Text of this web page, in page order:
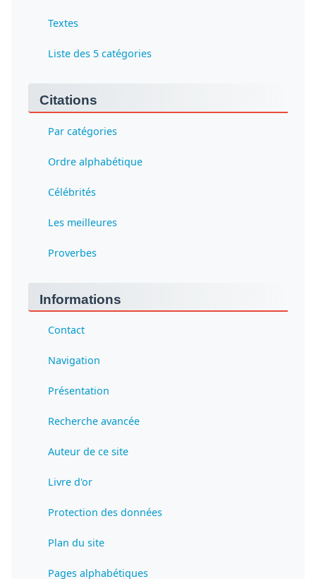
Textes
Liste des 5 catégories
Citations
Par catégories
Ordre alphabétique
Célébrités
Les meilleures
Proverbes
Informations
Contact
Navigation
Présentation
Recherche avancée
Auteur de ce site
Livre d'or
Protection des données
Plan du site
Pages alphabétiques